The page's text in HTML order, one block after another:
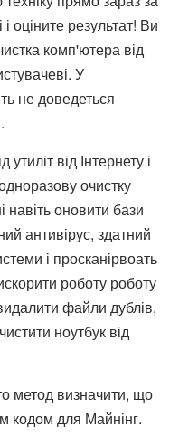
оціните результат! Ви
комп'ютера від
У
не доведеться
від Інтернету і
очистку
навіть оновити бази
антивірус, здатний
і просканірвоать
роботу роботу
файли дублів,
ноутбук від
метод визначити, що
кодом для Майнінг.